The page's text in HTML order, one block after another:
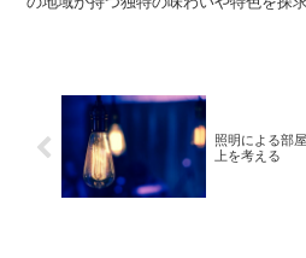
照明による部
上を考える